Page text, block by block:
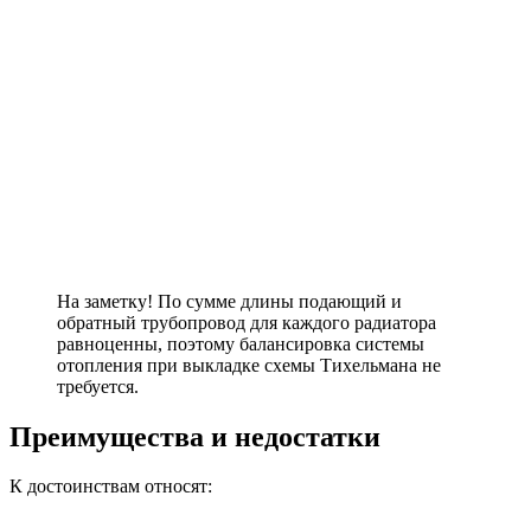
На заметку! По сумме длины подающий и
обратный трубопровод для каждого радиатора
равноценны, поэтому балансировка системы
отопления при выкладке схемы Тихельмана не
требуется.
Преимущества и недостатки
К достоинствам относят: